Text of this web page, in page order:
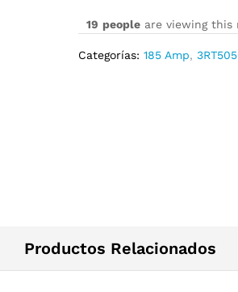
19 people are viewing this
Categorías:185 Amp,
Productos Relacionados